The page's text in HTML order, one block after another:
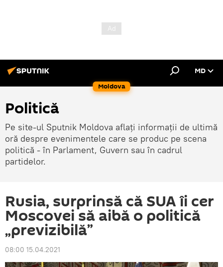
Moldova
MD
Politică
Pe site-ul Sputnik Moldova aflați informații de ultimă
oră despre evenimentele care se produc pe scena
politică - în Parlament, Guvern sau în cadrul
partidelor.
Rusia, surprinsă că SUA îi cer
Moscovei să aibă o politică
„previzibilă”
08:00 15.04.2021